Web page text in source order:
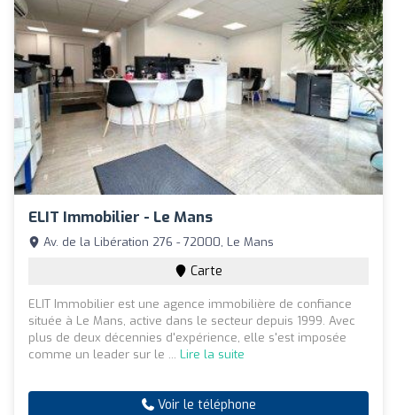
ELIT Immobilier - Le Mans
Av. de la Libération 276 - 72000, Le Mans
Carte
ELIT Immobilier est une agence immobilière de confiance
située à Le Mans, active dans le secteur depuis 1999. Avec
plus de deux décennies d'expérience, elle s'est imposée
comme un leader sur le ... Lire la suite
Voir le téléphone